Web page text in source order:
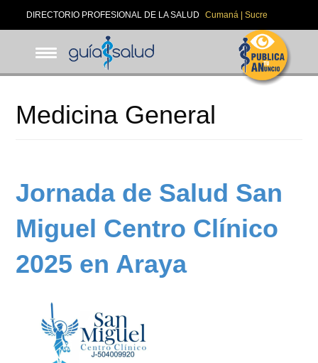
DIRECTORIO PROFESIONAL DE LA SALUD Cumaná | Sucre
Medicina General
Jornada de Salud San
Miguel Centro Clínico
2025 en Araya